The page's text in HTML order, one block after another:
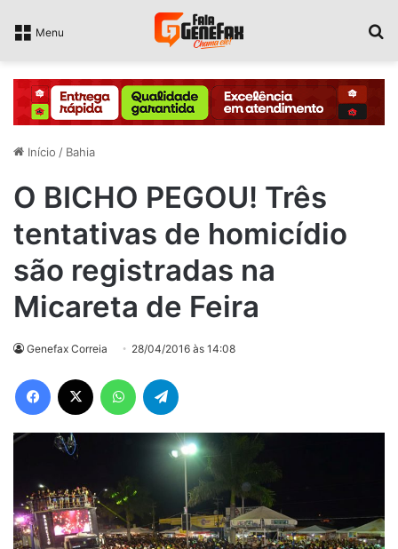
Menu
Início / Bahia
O BICHO PEGOU! Três
tentativas de homicídio
são registradas na
Micareta de Feira
Genefax Correia 28/04/2016 às 14:08
Facebook WhatsApp